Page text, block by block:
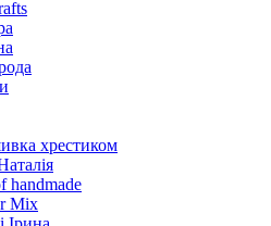
хрестиком
handmade
Mix